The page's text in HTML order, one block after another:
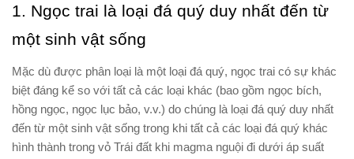
1. Ngọc trai là loại đá quý duy nhất đến từ
một sinh vật sống
Mặc dù được phân loại là một loại đá quý, ngọc trai có sự khác
biệt đáng kể so với tất cả các loại khác (bao gồm ngọc bích,
hồng ngọc, ngọc lục bảo, v.v.) do chúng là loại đá quý duy nhất
đến từ một sinh vật sống trong khi tất cả các loại đá quý khác
hình thành trong vỏ Trái đất khi magma nguội đi dưới áp suất